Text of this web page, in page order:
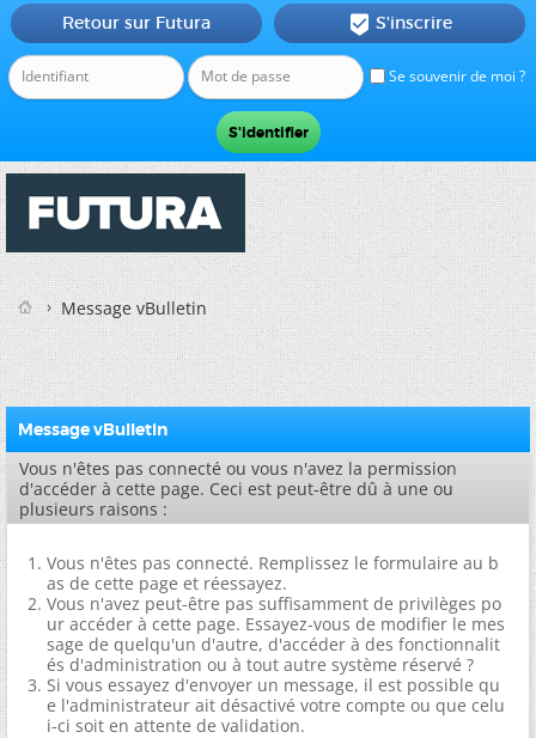
Se souvenir de moi ?
Retour sur Futura  S'inscrire
Message vBulletin
Message vBulletin
Vous n'êtes pas connecté ou vous n'avez la permission
d'accéder à cette page. Ceci est peut-être dû à une ou
plusieurs raisons :
Vous n'êtes pas connecté. Remplissez le formulaire au b
as de cette page et réessayez.
Vous n'avez peut-être pas suffisamment de privilèges po
ur accéder à cette page. Essayez-vous de modifier le mes
sage de quelqu'un d'autre, d'accéder à des fonctionnalit
és d'administration ou à tout autre système réservé ?
Si vous essayez d'envoyer un message, il est possible qu
e l'administrateur ait désactivé votre compte ou que celu
i-ci soit en attente de validation.